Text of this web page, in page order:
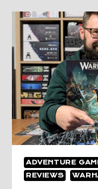
ADVENTURE
REVIEWS